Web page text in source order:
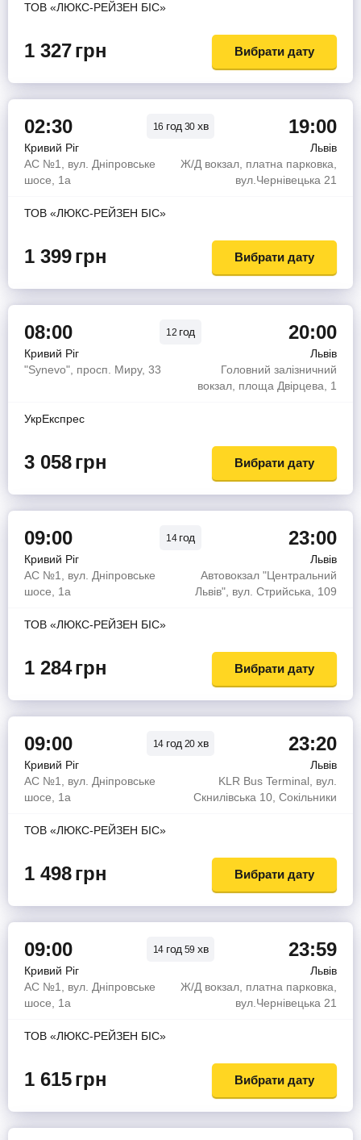
ТОВ «ЛЮКС-РЕЙЗЕН БІС»
1 327грн Вибрати дату
02:30 16 год 30 хв 19:00
Кривий Ріг
Львів
АС №1, вул. Дніпровське
шосе, 1а
Ж/Д вокзал, платна парковка,
вул.Чернівецька 21
ТОВ «ЛЮКС-РЕЙЗЕН БІС»
1 399грн Вибрати дату
08:00 12 год 20:00
Кривий Ріг
Львів
"Synevo", просп. Миру, 33
Головний залізничний
вокзал, площа Двірцева, 1
УкрЕкспрес
3 058грн Вибрати дату
09:00 14 год 23:00
Кривий Ріг
Львів
АС №1, вул. Дніпровське
шосе, 1а
Автовокзал "Центральний
Львів", вул. Стрийська, 109
ТОВ «ЛЮКС-РЕЙЗЕН БІС»
1 284грн Вибрати дату
09:00 14 год 20 хв 23:20
Кривий Ріг
Львів
АС №1, вул. Дніпровське
шосе, 1а
KLR Bus Terminal, вул.
Скнилівська 10, Сокільники
ТОВ «ЛЮКС-РЕЙЗЕН БІС»
1 498грн Вибрати дату
09:00 14 год 59 хв 23:59
Кривий Ріг
Львів
АС №1, вул. Дніпровське
шосе, 1а
Ж/Д вокзал, платна парковка,
вул.Чернівецька 21
ТОВ «ЛЮКС-РЕЙЗЕН БІС»
1 615грн Вибрати дату